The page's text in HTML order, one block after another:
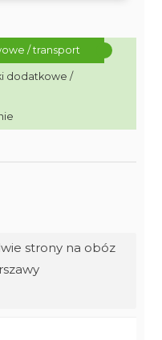
/ transport
dodatkowe /
strony na obóz